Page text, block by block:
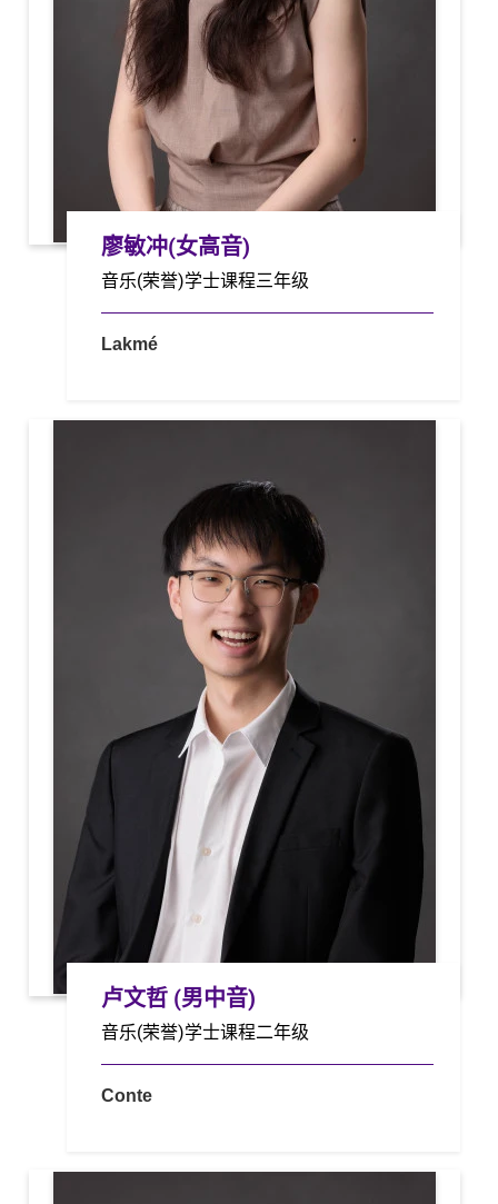
廖敏冲(女高音)
音乐(荣誉)学士课程三年级
Lakmé
卢文哲 (男中音)
音乐(荣誉)学士课程二年级
Conte